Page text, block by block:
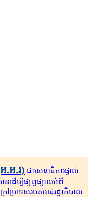
អ.អ.រ) ជាសេនា​ធិ​កា​រ​​ផ្ទាល់​
ន​ដើម្បីផ្សព្វ​ផ្សាយ​​អំពី
រទេ​​ស​របស់រាជរដ្ឋា​ភិ​បា​ល​